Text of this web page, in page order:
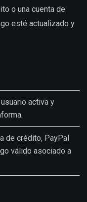
o una cuenta de
esté actualizado y
activa y
de crédito, PayPal
válido asociado a